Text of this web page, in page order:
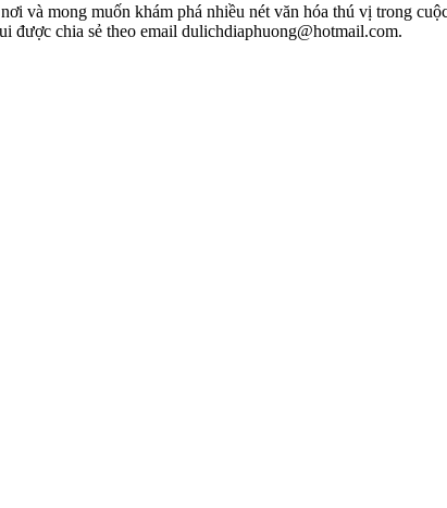
mong muốn khám phá nhiều nét văn hóa thú vị trong
được chia sẻ theo email dulichdiaphuong@hotmail.com.